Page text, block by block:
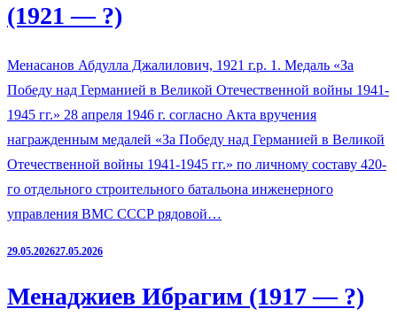
(1921 — ?)
Менасанов Абдулла Джалилович, 1921 г.р. 1. Медаль «За
Победу над Германией в Великой Отечественной войны 1941-
1945 гг.» 28 апреля 1946 г. согласно Акта вручения
награжденным медалей «За Победу над Германией в Великой
Отечественной войны 1941-1945 гг.» по личному составу 420-
го отдельного строительного батальона инженерного
управления ВМС СССР рядовой…
29.05.202627.05.2026
Менаджиев Ибрагим (1917 — ?)